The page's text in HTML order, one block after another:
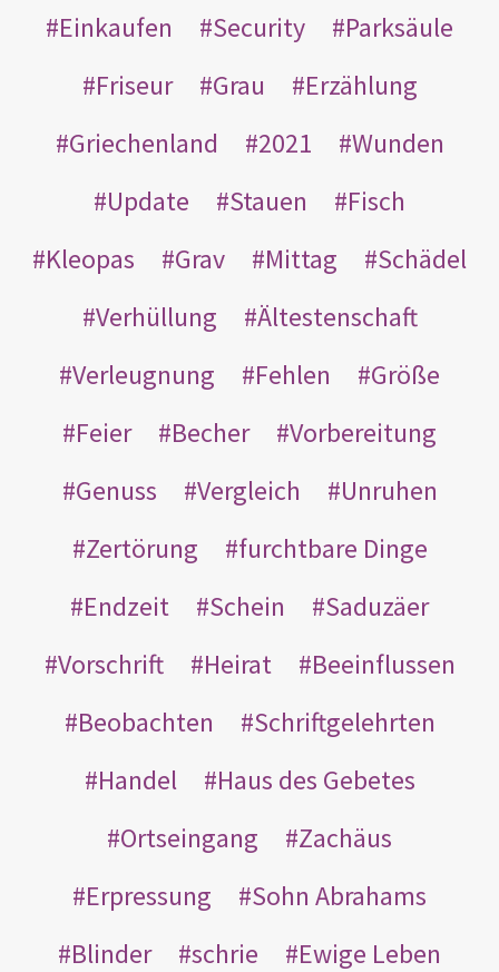
Einkaufen Security
Parksäule
Friseur
Grau
Erzählung
Griechenland
2021
Wunden
Update
Stauen
Fisch
Kleopas
Grav Mittag
Schädel
Verhüllung
Ältestenschaft
Verleugnung
Fehlen
Größe
Feier
Becher
Vorbereitung
Genuss
Vergleich
Unruhen
Zertörung
furchtbare Dinge
Endzeit
Schein
Saduzäer
Vorschrift
Heirat
Beeinflussen
Beobachten
Schriftgelehrten
Handel
Haus des Gebetes
Ortseingang
Zachäus
Erpressung
Sohn Abrahams
Blinder
schrie
Ewige Leben